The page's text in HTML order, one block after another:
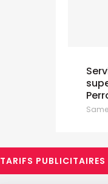
TARIFS PUBLICITAIRES